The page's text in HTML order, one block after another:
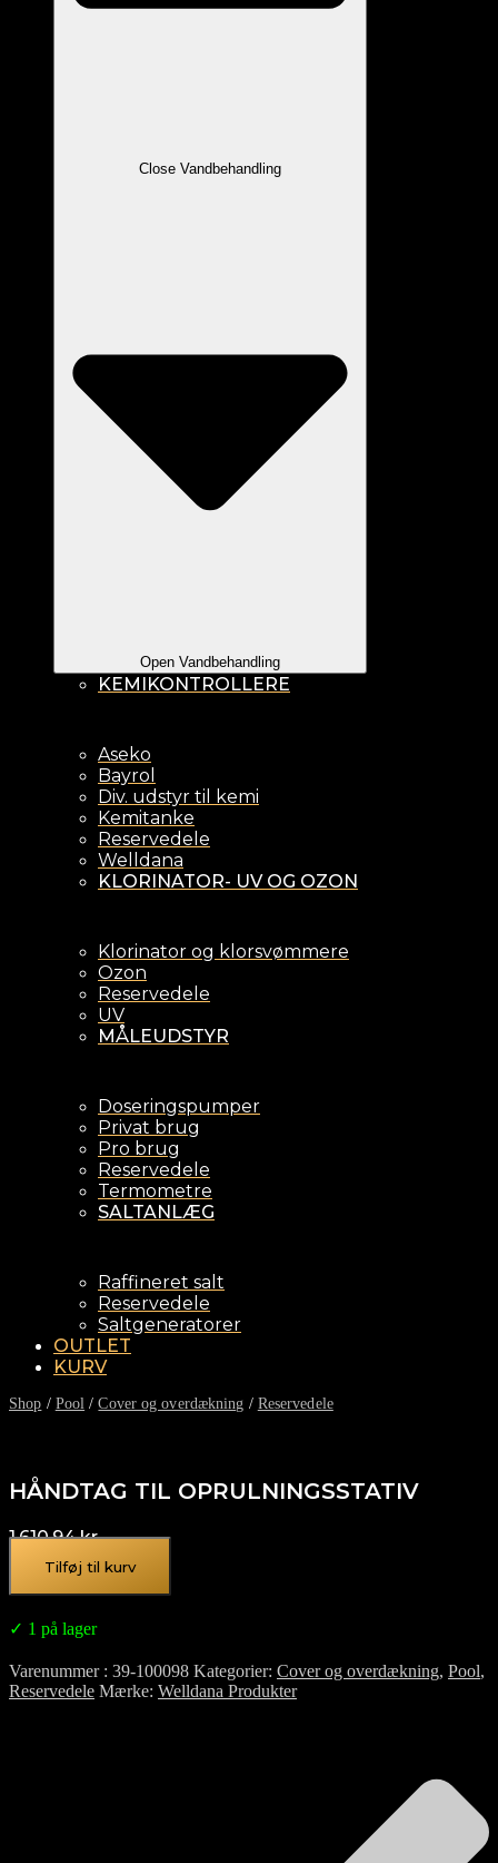
Close Vandbehandling
Open Vandbehandling
KEMIKONTROLLERE
Aseko
Bayrol
Div. udstyr til kemi
Kemitanke
Reservedele
Welldana
KLORINATOR- UV OG OZON
Klorinator og klorsvømmere
Ozon
Reservedele
UV
MÅLEUDSTYR
Doseringspumper
Privat brug
Pro brug
Reservedele
Termometre
SALTANLÆG
Raffineret salt
Reservedele
Saltgeneratorer
OUTLET
KURV
Shop / Pool /Cover og overdækning / Reservedele
HÅNDTAG TIL OPRULNINGSSTATIV
1.610,94kr.
Tilføj til kurv
✓ 1 på lager
Varenummer 39-100098 Kategorier Cover og overdækning, Pool,
Reservedele Mærke Welldana Produkter